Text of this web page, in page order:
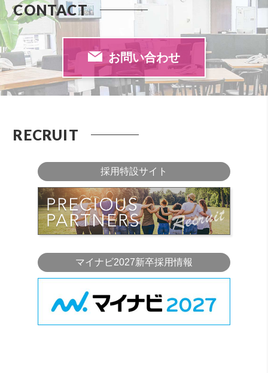
CONTACT
お問い合わせ
RECRUIT
採用特設サイト
マイナビ2027新卒採用情報